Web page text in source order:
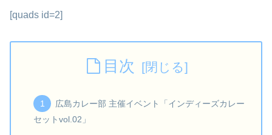
[quads id=2]
目次
広島カレー部 主催イベント「インディーズカレー
セットvol.02」